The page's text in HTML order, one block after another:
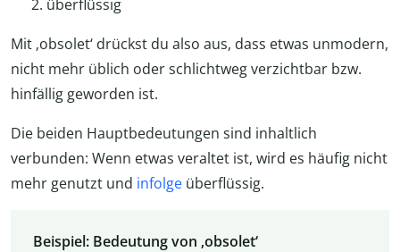
überflüssig
Mit ‚obsolet‘ drückst du also aus, dass etwas unmodern,
nicht mehr üblich oder schlichtweg verzichtbar bzw.
hinfällig geworden ist.
Die beiden Hauptbedeutungen sind inhaltlich
verbunden: Wenn etwas veraltet ist, wird es häufig nicht
mehr genutzt und infolge überflüssig.
Beispiel: Bedeutung von ‚obsolet‘